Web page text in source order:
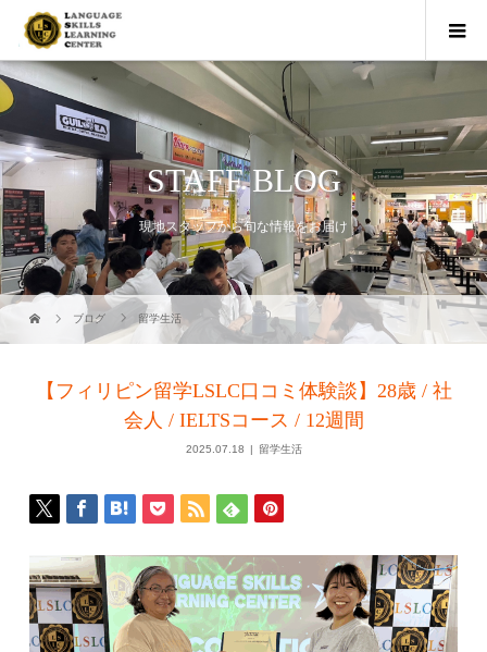
STAFF BLOG
現地スタッフから旬な情報をお届け
ブログ 留学生活
【フィリピン留学LSLC口コミ体験談】28歳 / 社
会人 / IELTSコース / 12週間
2025.07.18 留学生活